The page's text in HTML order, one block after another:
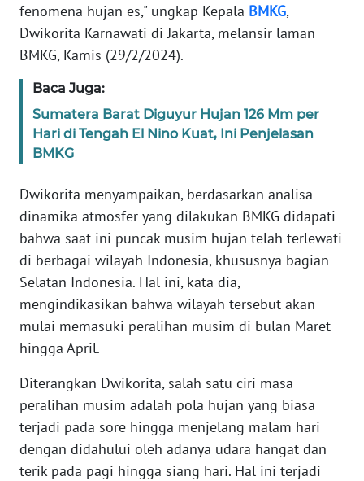
fenomena hujan es," ungkap Kepala BMKG,
Dwikorita Karnawati di Jakarta, melansir laman
BMKG, Kamis (29/2/2024).
Baca Juga:
Sumatera Barat Diguyur Hujan 126 Mm per
Hari di Tengah El Nino Kuat, Ini Penjelasan
BMKG
Dwikorita menyampaikan, berdasarkan analisa
dinamika atmosfer yang dilakukan BMKG didapati
bahwa saat ini puncak musim hujan telah terlewati
di berbagai wilayah Indonesia, khususnya bagian
Selatan Indonesia. Hal ini, kata dia,
mengindikasikan bahwa wilayah tersebut akan
mulai memasuki peralihan musim di bulan Maret
hingga April.
Diterangkan Dwikorita, salah satu ciri masa
peralihan musim adalah pola hujan yang biasa
terjadi pada sore hingga menjelang malam hari
dengan didahului oleh adanya udara hangat dan
terik pada pagi hingga siang hari. Hal ini terjadi
WN
SUMUT
WN
JAKARTA
WN
WN
NTT
WN
KEPRI
WN
PAPUA
WN
PAPUA